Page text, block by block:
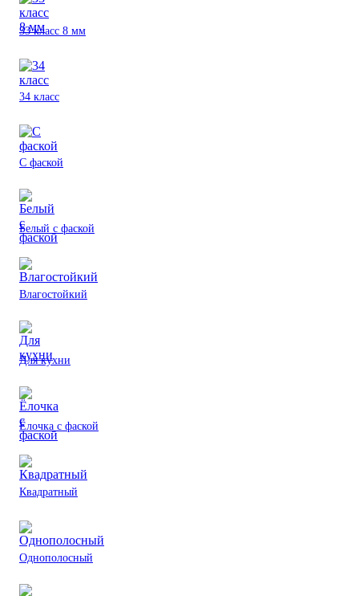
33 класс 8 мм
34 класс
C фаской
Белый с фаской
Влагостойкий
Для кухни
Ёлочка с фаской
Квадратный
Однополосный